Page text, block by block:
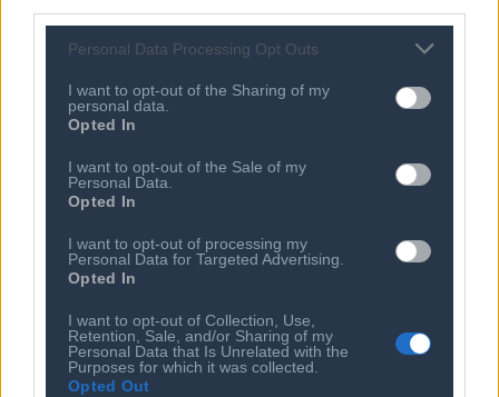
Personal Data Processing Opt Outs
I want to opt-out of the Sharing of my
personal data.
Opted In
I want to opt-out of the Sale of my
Personal Data.
Opted In
I want to opt-out of processing my
Personal Data for Targeted Advertising.
Opted In
I want to opt-out of Collection, Use,
Retention, Sale, and/or Sharing of my
Personal Data that Is Unrelated with the
Purposes for which it was collected.
Opted Out
Επιτροπές & Ομάδες
Εργασίας
Εκδηλώσεις
Διαβουλεύσεις
Ευκαιρίες Καριέρας
Ο ΣΕΠΕ είναι Μέλος
Διεθνών Οργανισμών
Τεχνολογικά Νέα
Έρευνες - Μελέτες
Οικονομία
Επικοινωνία
Πολιτική